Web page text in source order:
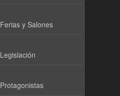
Ferias y Salones
Legislación
Protagonistas